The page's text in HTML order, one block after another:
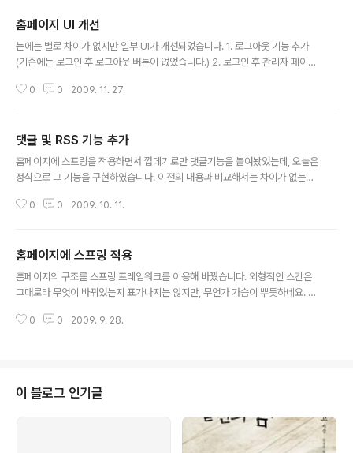
홈페이지 UI 개선
눈에는 별로 차이가 없지만 일부 UI가 개선되었습니다. 1. 로그아웃 기능 추가
(기존에는 로그인 후 로그아웃 버튼이 없었습니다.) 2. 로그인 후 관리자 페이지
UI 개선
0 0 2009. 11. 27.
댓글 및 RSS 기능 추가
홈페이지에 스프링을 적용하면서 껍데기로만 댓글기능을 붙여놨었는데, 오늘은
정식으로 그 기능을 구현하였습니다. 이전의 내용과 비교해서는 차이가 없는데,
람이 댓글을 입력한 후에는 그 사람임을 인증하는 값이 없기 때문에 댓글을 수
이 없거니와 초기 구현시 귀찮아서 넣지 않았던 것 같습니다. 또, 허울뿐이던 비
밀글 기능도 수정을 하였습니다. 댓글에 비밀글을 체크해도 기존에는 별다른 차
이가 없었죠. 이번에는 '비밀글입니다'라는 메세지로 내용을 대처하였습니다.
0 0 2009. 10. 11.
홈페이지에 스프링 적용
홈페이지의 구조를 스프링 프레임워크를 이용해 바꿨습니다. 외형적인 스킨은
그대로라 무엇이 바뀌었는지 표가나지는 않지만, 무언가 가슴이 뿌듯하네요. 스
바뀌더라도 기존의 코드 수정없이 간단하게 xml 만 수정하면 모든 것이 변경된
습니다. 클래스패스를 모두 잡아주고, 패키지화 되어 있는 소스코드 위치 잡아
주고, 각각의 라이브러리도 위치도 손쉽게 잡아잘 수 있었습니다. 아직 홈페이
0 0 2009. 9. 28.
이 블로그 인기글